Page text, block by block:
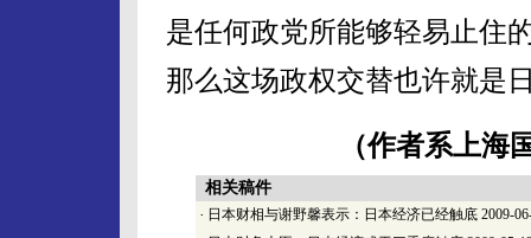
是任何政党所能够轻易止住
那么这场政权交替也许就是
（作者系上海
相关稿件
· 日本财相与谢野馨表示：日本经济已经触底 2009-